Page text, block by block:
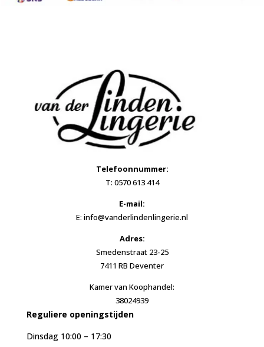
Telefoonnummer:
T: 0570 613 414
E-mail:
E: info@vanderlindenlingerie.nl
Adres:
Smedenstraat 23-25
7411 RB Deventer
Kamer van Koophandel:
38024939
Reguliere openingstijden
Dinsdag 10:00 – 17:30